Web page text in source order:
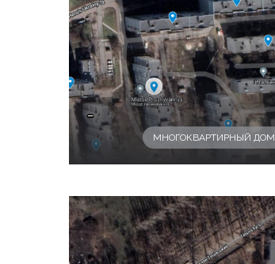
-
МНОГОКВАРТИРНЫЙ ДОМ